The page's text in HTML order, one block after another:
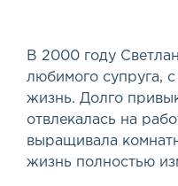
В 2000 году
любимого супруга,
жизнь. Долго
отвлекалась на
выращивала
жизнь полностью